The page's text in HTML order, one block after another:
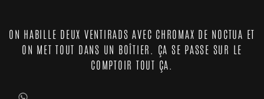
ON HABILLE DEUX VENTIRADS AVEC CHROMAX DE NOCTUA ET
ON MET TOUT DANS UN BOÎTIER. ÇA SE PASSE SUR LE
COMPTOIR TOUT ÇA.